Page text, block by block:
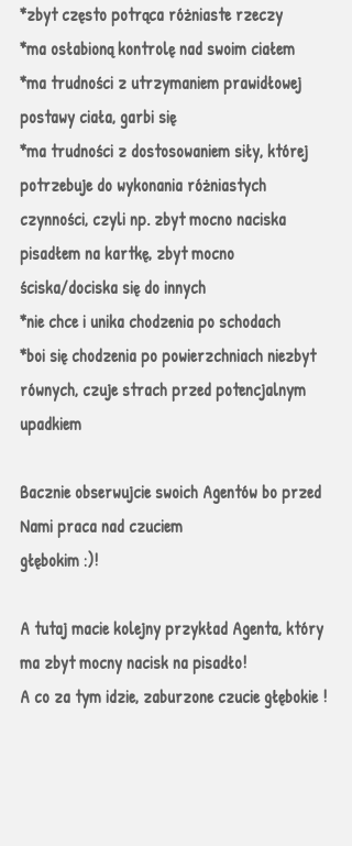
*zbyt często potrąca różniaste rzeczy
*ma osłabioną kontrolę nad swoim ciałem
*ma trudności z utrzymaniem prawidłowej
postawy ciała, garbi się
*ma trudności z dostosowaniem siły, której
potrzebuje do wykonania różniastych
czynności, czyli np. zbyt mocno naciska
pisadłem na kartkę, zbyt mocno
ściska/dociska się do innych
*nie chce i unika chodzenia po schodach
*boi się chodzenia po powierzchniach niezbyt
równych, czuje strach przed potencjalnym
upadkiem
Bacznie obserwujcie swoich Agentów bo przed
Nami praca nad czuciem
głębokim :)!
A tutaj macie kolejny przykład Agenta, który
ma zbyt mocny nacisk na pisadło!
A co za tym idzie, zaburzone czucie głębokie !